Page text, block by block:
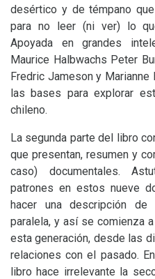
desértico y de témpano
para no leer (ni ver) lo
Apoyada en grandes
Maurice Halbwachs Peter
Fredric Jameson y
las bases para explorar
chileno.
La segunda parte del libro
que presentan, resumen y
caso) documentales.
patrones en estos nueve
hacer una descripción de
paralela, y así se comienza
esta generación, desde las
relaciones con el pasado.
libro hace irrelevante la